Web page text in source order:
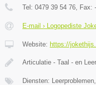
Tel: 0479 39 54 76 , Fax: -
E-mail › Logopediste
Website: https://
Articulatie - Taal - en
Diensten: